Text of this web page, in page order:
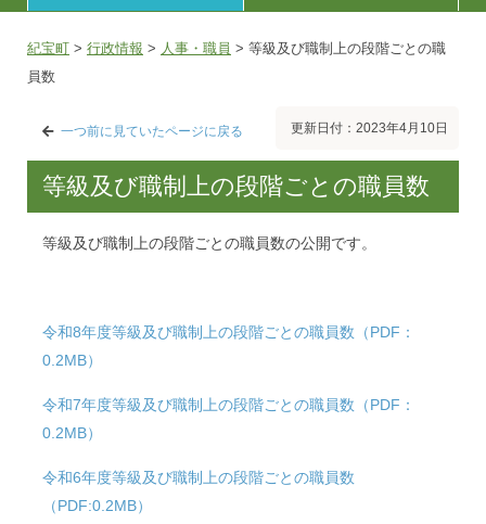
紀宝町 > 行政情報 > 人事・職員 > 等級及び職制上の段階ごとの職
員数
一つ前に見ていたページに戻る 更新日付：2023年4月10日
等級及び職制上の段階ごとの職員数
等級及び職制上の段階ごとの職員数の公開です。
令和8年度等級及び職制上の段階ごとの職員数（PDF：
0.2MB）
令和7年度等級及び職制上の段階ごとの職員数（PDF：
0.2MB）
令和6年度等級及び職制上の段階ごとの職員数
（PDF:0.2MB）